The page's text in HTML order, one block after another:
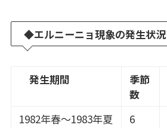
◆エルニーニョ現象の発生状況
発生期間
季節
数
1982年春～1983年夏
6